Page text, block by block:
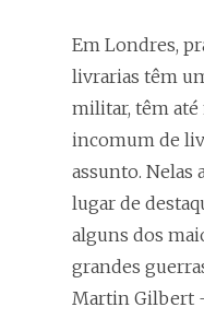
Em Londres,
livrarias têm
militar, têm
incomum de
assunto. Nelas
lugar de
alguns dos
grandes
Martin Gilbert